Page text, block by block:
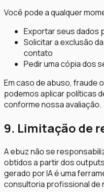
Você pode a qualquer
Exportar seus dados
Solicitar a exclusão
contato
Pedir uma cópia dos
Em caso de abuso, fraude
podemos aplicar políticas
conforme nossa avaliação.
9. Limitação de
A ebuz não se
obtidos a partir dos
gerado por IA é uma
consultoria profissional de